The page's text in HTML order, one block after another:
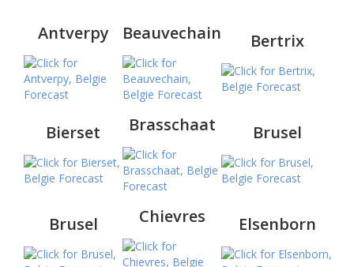
Antverpy Beauvechain Bertrix
Bierset Brasschaat Brusel
Brusel Chievres Elsenborn